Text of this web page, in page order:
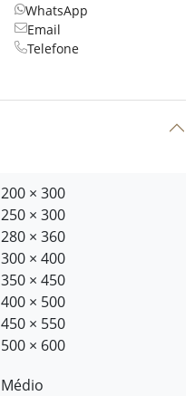
WhatsApp
Email
Telefone
200 × 300
250 × 300
280 × 360
300 × 400
350 × 450
400 × 500
450 × 550
500 × 600
Médio